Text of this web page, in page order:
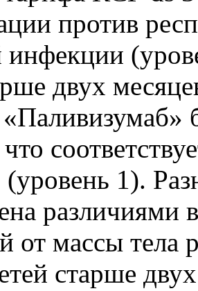
против
инфекции
двух
что
(уровень 1).
различиями
от массы тела
старше